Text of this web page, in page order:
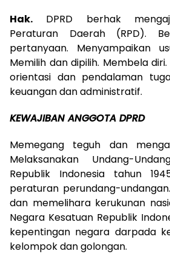
Hak. DPRD berhak
Peraturan Daerah (RPD).
pertanyaan. Menyampaikan
Memilih dan dipilih. Membela
orientasi dan pendalaman
keuangan dan administratif.
KEWAJIBAN ANGGOTA DPRD
Memegang teguh dan
Melaksanakan Undang-
Republik Indonesia tahun
peraturan perundang-
dan memelihara kerukunan
Negara Kesatuan Republik
kepentingan negara darpada
kelompok dan golongan.